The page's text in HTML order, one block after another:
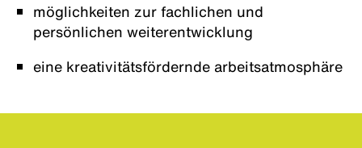
möglichkeiten zur fachlichen und
persönlichen weiterentwicklung
eine kreativitätsfördernde arbeitsatmosphäre